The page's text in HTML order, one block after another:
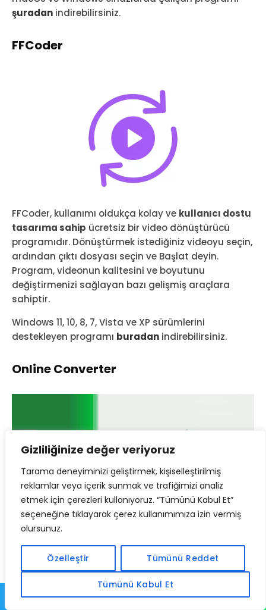
Gizliliğinize değer veriyoruz
Tarama deneyiminizi geliştirmek, kişiselleştirilmiş
reklamlar veya içerik sunmak ve trafiğimizi analiz
etmek için çerezleri kullanıyoruz. “Tümünü Kabul Et”
seçeneğine tıklayarak çerez kullanımımıza izin vermiş
olursunuz.
Özelleştir Tümünü Reddet
Tümünü Kabul Et
şuradan indirebilirsiniz.
FFCoder
FFCoder, kullanımı oldukça kolay ve kullanıcı dostu
tasarıma sahip ücretsiz bir video dönüştürücü
programıdır. Dönüştürmek istediğiniz videoyu seçin,
ardından çıktı dosyası seçin ve Başlat deyin.
Program, videonun kalitesini ve boyutunu
değiştirmenizi sağlayan bazı gelişmiş araçlara
sahiptir.
Windows 11, 10, 8, 7, Vista ve XP sürümlerini
destekleyen programı buradan indirebilirsiniz.
Online Converter
değiştirmenizi sağlayan ücretsiz bir video
dönüştürücüdür.
Online Converter’ı online olarakşuradaki